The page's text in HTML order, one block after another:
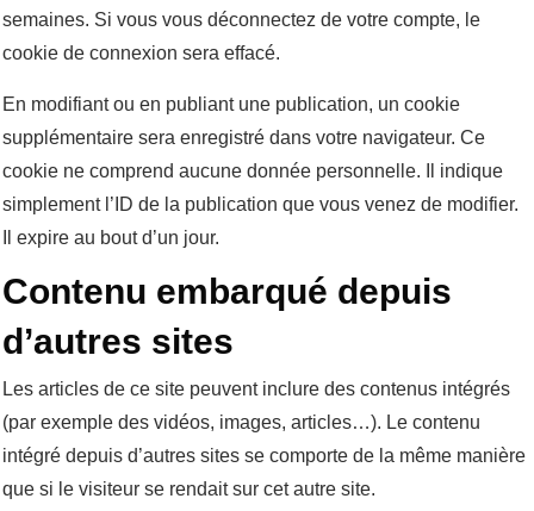
semaines. Si vous vous déconnectez de votre compte, le
cookie de connexion sera effacé.
En modifiant ou en publiant une publication, un cookie
supplémentaire sera enregistré dans votre navigateur. Ce
cookie ne comprend aucune donnée personnelle. Il indique
simplement l’ID de la publication que vous venez de modifier.
Il expire au bout d’un jour.
Contenu embarqué depuis
d’autres sites
Les articles de ce site peuvent inclure des contenus intégrés
(par exemple des vidéos, images, articles…). Le contenu
intégré depuis d’autres sites se comporte de la même manière
que si le visiteur se rendait sur cet autre site.